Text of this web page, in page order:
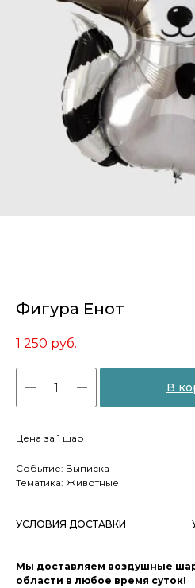
Фигура Енот
1 250 руб.
В
Цена за 1 шар
Событие: Выписка
Тематика: Животные
УСЛОВИЯ ДОСТАВКИ
Мы доставляем воздушные
области в любое время суток!